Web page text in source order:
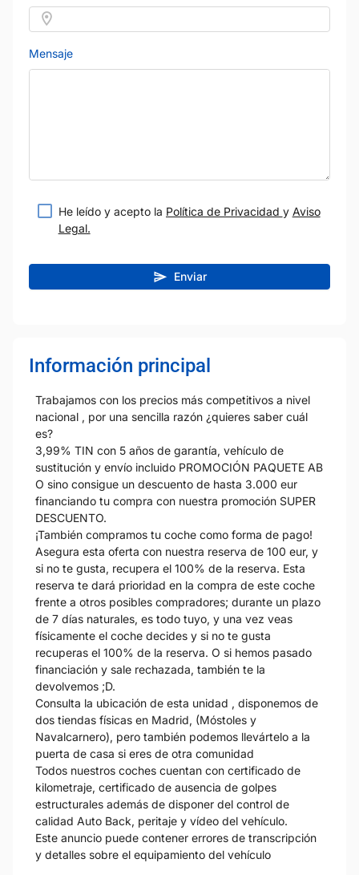
Mensaje
He leído y acepto la Política de Privacidad y Aviso
Legal.
Enviar
Información principal
Trabajamos con los precios más competitivos a nivel
nacional , por una sencilla razón ¿quieres saber cuál
es?
3,99% TIN con 5 años de garantía, vehículo de
sustitución y envío incluido PROMOCIÓN PAQUETE AB
O sino consigue un descuento de hasta 3.000 eur
financiando tu compra con nuestra promoción SUPER
DESCUENTO.
¡También compramos tu coche como forma de pago!
Asegura esta oferta con nuestra reserva de 100 eur, y
si no te gusta, recupera el 100% de la reserva. Esta
reserva te dará prioridad en la compra de este coche
frente a otros posibles compradores; durante un plazo
de 7 días naturales, es todo tuyo, y una vez veas
físicamente el coche decides y si no te gusta
recuperas el 100% de la reserva. O si hemos pasado
financiación y sale rechazada, también te la
devolvemos ;D.
Consulta la ubicación de esta unidad , disponemos de
dos tiendas físicas en Madrid, (Móstoles y
Navalcarnero), pero también podemos llevártelo a la
puerta de casa si eres de otra comunidad
Todos nuestros coches cuentan con certificado de
kilometraje, certificado de ausencia de golpes
estructurales además de disponer del control de
calidad Auto Back, peritaje y vídeo del vehículo.
Este anuncio puede contener errores de transcripción
y detalles sobre el equipamiento del vehículo